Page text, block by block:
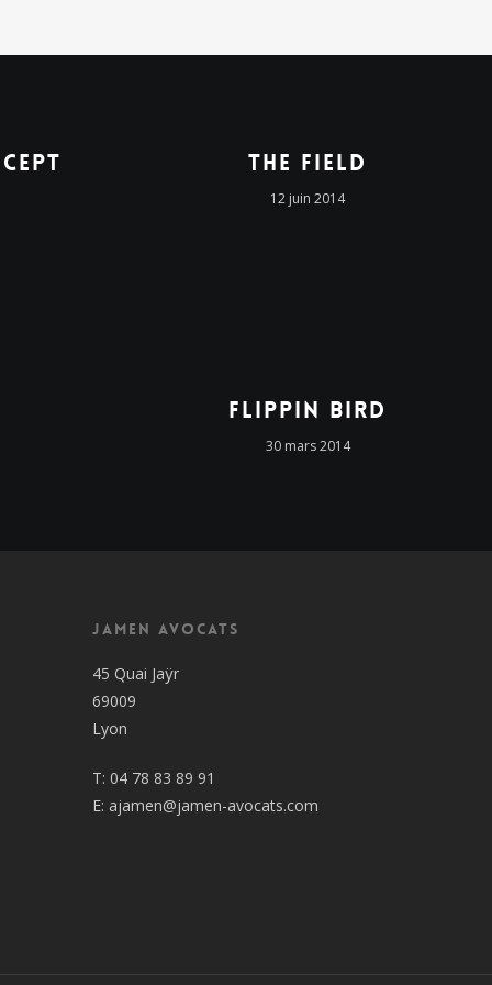
The Field
12 juin 2014
Flippin Bird
30 mars 2014
Jamen Avocats
45 Quai Jaÿr
69009
Lyon
T:04 78 83 89 91
E: ajamen@jamen-avocats.com